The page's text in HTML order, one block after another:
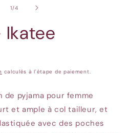
1/de
4
calculés à l'étape de paiement.
pyjama pour femme
et ample à col tailleur, et
avec des poches